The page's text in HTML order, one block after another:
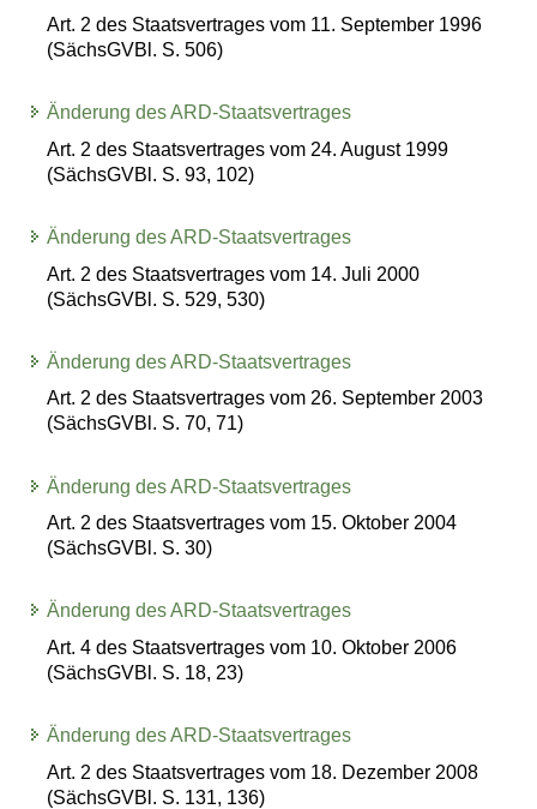
Art. 2 des Staatsvertrages vom 11. September 1996
(SächsGVBl. S. 506)
Änderung des ARD-Staatsvertrages
Art. 2 des Staatsvertrages vom 24. August 1999
(SächsGVBl. S. 93, 102)
Änderung des ARD-Staatsvertrages
Art. 2 des Staatsvertrages vom 14. Juli 2000
(SächsGVBl. S. 529, 530)
Änderung des ARD-Staatsvertrages
Art. 2 des Staatsvertrages vom 26. September 2003
(SächsGVBl. S. 70, 71)
Änderung des ARD-Staatsvertrages
Art. 2 des Staatsvertrages vom 15. Oktober 2004
(SächsGVBl. S. 30)
Änderung des ARD-Staatsvertrages
Art. 4 des Staatsvertrages vom 10. Oktober 2006
(SächsGVBl. S. 18, 23)
Änderung des ARD-Staatsvertrages
Art. 2 des Staatsvertrages vom 18. Dezember 2008
(SächsGVBl. S. 131, 136)